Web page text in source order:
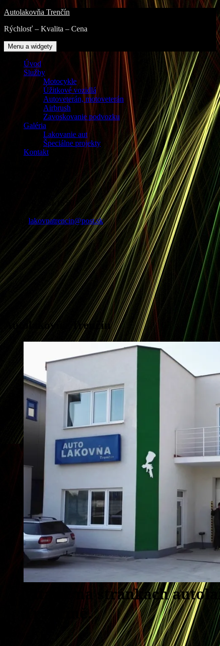
Přejít
obsahu
Autolakovňa Trenčín
Rýchlosť – Kvalita – Cena
Menu a widgety
Úvod
Služby
Motocykle
Úžitkové vozidlá
Autoveterán, motoveterán
Airbrush
Zavoskovanie podvozku
Galéria
Lakovanie aut
Špeciálne projekty
Kontakt
Po – Pia 8.30 až 16.00
Tel: 0910 922 666
lakovnatrencin@post.sk
Autolakovňa Trenčín
Vitajte na stránkach
Trenčíně.